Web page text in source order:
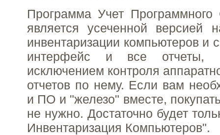
Программа Учет
является усеченной версией
инвентаризации компьютеров и
интерфейс и все отчеты,
исключением контроля
отчетов по нему. Если вам
и ПО и "железо" вместе,
не нужно. Достаточно будет
Инвентаризация Компьютеров".